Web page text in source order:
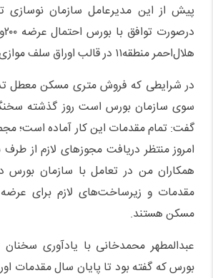
پیش از این مدیرعامل سازمان نوسازی
هلال‌احمر منطقه۱۱ در قالب اوراق سلف موازی وجود دارد.
در شرایطی که فروش متری مسکن معطل
سوی سازمان بورس است روز گذشته
گفت: تمام مقدمات این کار آماده است؛
امروز منتظر دریافت مجوزهای لازم از
همکاران من در تعامل با سازمان بورس
مقدمات و زیرساخت‌های لازم برای
مسکن هستند.
عبدالمطهر محمدخانی با یادآوری
بورس که گفته بود تا پایان سال مقدمات